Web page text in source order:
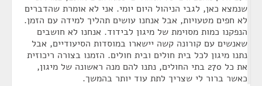
שנמצא כאן, לגבי הניהול היום יומי. אני לא אומרת שהדברים
לא חפים מטעויות, אבל אנחנו עושים תהליך למידה עם הזמן.
הנפקנו כמות מסוימת של מיגון לבידוד. אנחנו לא חושבים
שאנשים עם קורונה קשה יישארו במוסדות הסיעודיים, אבל
נתנו מיגון לכל בית חולים ובית חולים. הזמנו בצורה ריכוזית
את כל 270 בתי החולים, נתנו להם מנה ראשונה של מיגון,
כאשר ברור לי שצריך לתת עוד יותר בהמשך.